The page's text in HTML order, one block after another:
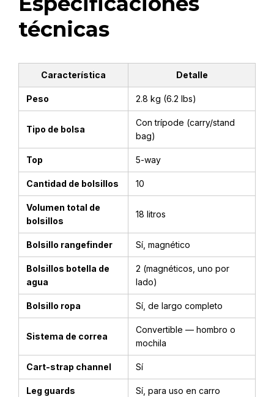
técnicas
Característica Detalle
Peso 2.8 kg (6.2 lbs)
Tipo de bolsa
Con trípode (carry/stand
bag)
Top 5-way
Cantidad de bolsillos 10
Volumen total de
bolsillos
18 litros
Bolsillo rangefinder Sí, magnético
Bolsillos botella de
agua
2 (magnéticos, uno por
lado)
Bolsillo ropa Sí, de largo completo
Sistema de correa
Convertible — hombro o
mochila
Cart-strap channel Sí
Leg guards Sí, para uso en carro